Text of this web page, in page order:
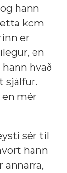
hann
kom
er
en
hvað
sjálfur.
mér
sér til
hann
annarra,